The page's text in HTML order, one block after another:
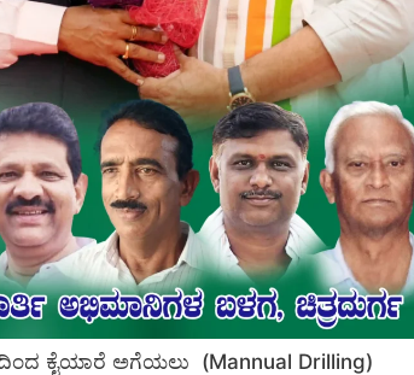
ಕೈಯಾರೆ ಅಗೆಯಲು (Mannual Drilling)